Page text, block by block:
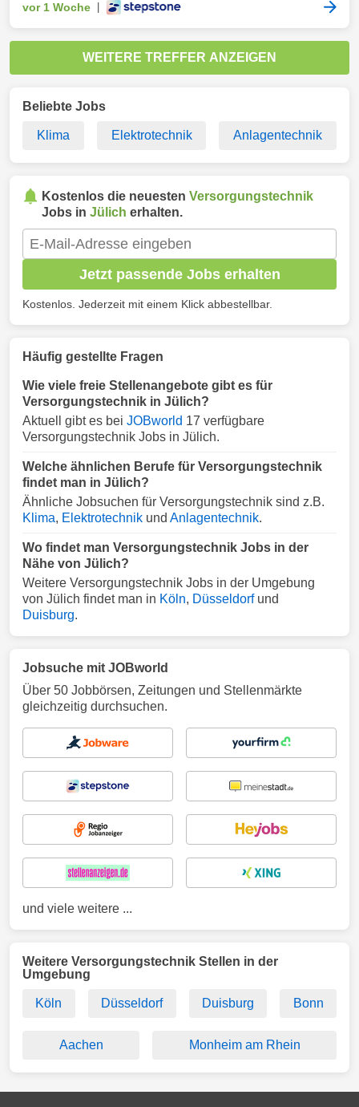
vor 1 Woche
WEITERE TREFFER ANZEIGEN
Beliebte Jobs
Klima Elektrotechnik Anlagentechnik
Kostenlos die neuesten Versorgungstechnik
Jobs in Jülich erhalten.
Jetzt passende Jobs erhalten
Kostenlos. Jederzeit mit einem Klick abbestellbar.
Häufig gestellte Fragen
Wie viele freie Stellenangebote gibt es für
Versorgungstechnik in Jülich?
Aktuell gibt es bei JOBworld 17 verfügbare
Versorgungstechnik Jobs in Jülich.
Welche ähnlichen Berufe für Versorgungstechnik
findet man in Jülich?
Ähnliche Jobsuchen für Versorgungstechnik sind z.B.
Klima, Elektrotechnik und Anlagentechnik.
Wo findet man Versorgungstechnik Jobs in der
Nähe von Jülich?
Weitere Versorgungstechnik Jobs in der Umgebung
von Jülich findet man in Köln, Düsseldorfund
Duisburg.
Jobsuche mit JOBworld
Über 50 Jobbörsen, Zeitungen und Stellenmärkte
gleichzeitig durchsuchen.
und viele weitere ...
Weitere Versorgungstechnik Stellen in der
Umgebung
Köln Düsseldorf Duisburg Bonn
Aachen Monheim am Rhein